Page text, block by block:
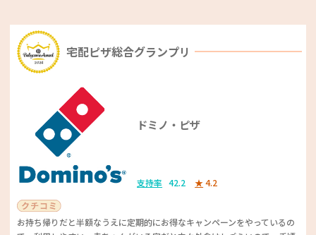
神奈川県「野毛山動物園」
大きい動物が見られる」といった無料でありながら多彩な動物を楽しめる
点が人気のポイント。さらに、小さな子ども連れでもゆっくりと楽しめる
環境も好評でした。ライオンの餌やりも近くで見られるようです。子連れ
お出かけスポットとして要チェックです！
味も好きですし、店舗によっては子ども連れへのサービスも充実していて
素敵です。
カフェチェーン店優秀賞
星乃珈琲店
トマトや野菜がおいしいです。子どもセット（モスワイワイセット）はマ
スタードなどがなく食べやすくしてあり、うれしいです。
ポテト、シェイク、チキン、サイドメニューが強い！ またハンバーガー
はボリューミーで食べ応え抜群！ クリスマスシーズンはチキンなど食
宅配ピザ総合グランプリ
ドミノ・ピザ
支持率 42.2 ★4.2
お持ち帰りだと半額なうえに定期的にお得なキャンペーンをやっているの